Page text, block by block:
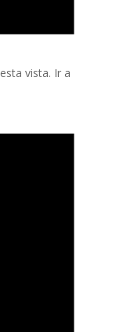
vista. Ir a